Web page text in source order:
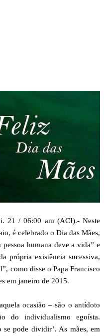
21 / 06:00 am (ACI).- Neste
é celebrado o Dia das Mães,
humana deve a vida” e
própria existência sucessiva,
como disse o Papa Francisco
em janeiro de 2015.
ocasião – são o antídoto
do individualismo egoísta.
se pode dividir’. As mães, em